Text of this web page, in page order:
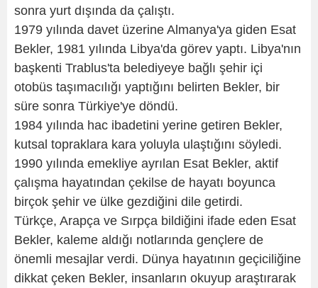
sonra yurt dışında da çalıştı.
1979 yılında davet üzerine Almanya'ya giden Esat
Bekler, 1981 yılında Libya'da görev yaptı. Libya'nın
başkenti Trablus'ta belediyeye bağlı şehir içi
otobüs taşımacılığı yaptığını belirten Bekler, bir
süre sonra Türkiye'ye döndü.
1984 yılında hac ibadetini yerine getiren Bekler,
kutsal topraklara kara yoluyla ulaştığını söyledi.
1990 yılında emekliye ayrılan Esat Bekler, aktif
çalışma hayatından çekilse de hayatı boyunca
birçok şehir ve ülke gezdiğini dile getirdi.
Türkçe, Arapça ve Sırpça bildiğini ifade eden Esat
Bekler, kaleme aldığı notlarında gençlere de
önemli mesajlar verdi. Dünya hayatının geçiciliğine
dikkat çeken Bekler, insanların okuyup araştırarak